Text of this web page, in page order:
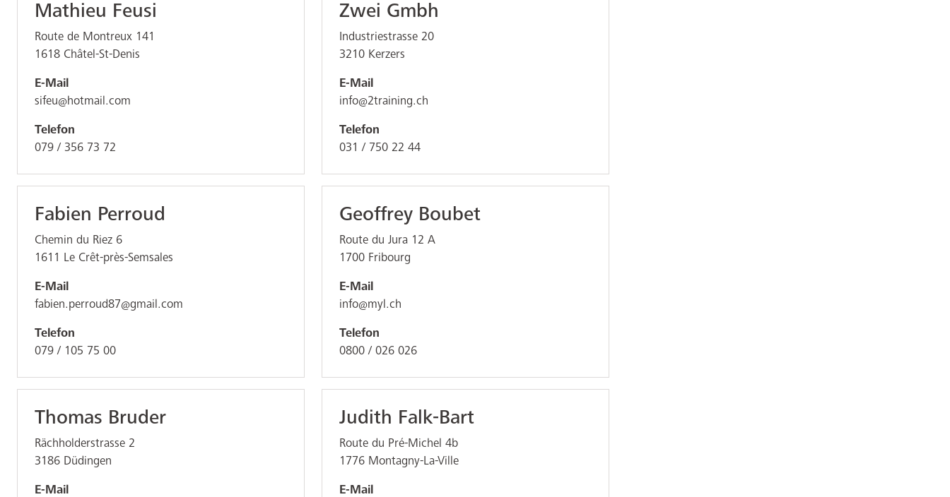
Mathieu Feusi
Route de Montreux 141
1618 Châtel-St-Denis
E-Mail
sifeu@hotmail.com
Telefon
079 / 356 73 72
Zwei Gmbh
Industriestrasse 20
3210 Kerzers
E-Mail
info@2training.ch
Telefon
031 / 750 22 44
Fabien Perroud
Chemin du Riez 6
1611
Le Crêt-près-Semsales
E-Mail
fabien.perroud87@gmail.com
Telefon
079 / 105 75 00
Geoffrey Boubet
Route du Jura 12 A
1700 Fribourg
E-Mail
info@myl.ch
Telefon
0800 / 026 026
Thomas Bruder
Rächholderstrasse 2
3186 Düdingen
E-Mail
Judith Falk-Bart
Route du Pré-Michel 4b
1776 Montagny-La-Ville
E-Mail